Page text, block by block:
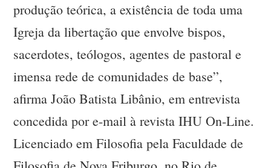
produção teórica, a existência de toda uma
Igreja da libertação que envolve bispos,
sacerdotes, teólogos, agentes de pastoral e
imensa rede de comunidades de base”,
afirma João Batista Libânio, em entrevista
concedida por e-mail à revista IHU On-Line.
Licenciado em Filosofia pela Faculdade de